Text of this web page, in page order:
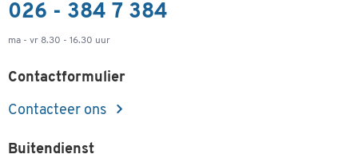
026 - 384 7 384
ma - vr 8.30 - 16.30 uur
Contactformulier
Contacteer ons
Buitendienst